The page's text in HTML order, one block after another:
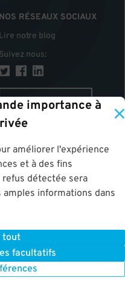
importance à
améliorer l'expérience
et à des fins
détectée sera
informations dans
tout
facultatifs
NOS RÉSEAUX SOCIAUX
Lire notre blog
Suivez nous:
CANADA
HAUT